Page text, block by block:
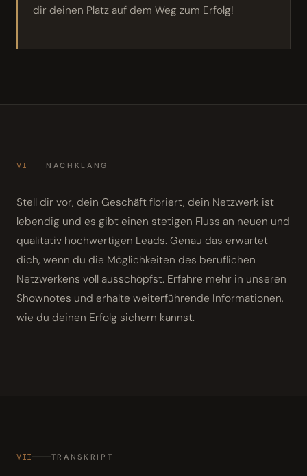
dir deinen Platz auf dem Weg zum Erfolg!
VI NACHKLANG
Stell dir vor, dein Geschäft floriert, dein Netzwerk ist
lebendig und es gibt einen stetigen Fluss an neuen und
qualitativ hochwertigen Leads. Genau das erwartet
dich, wenn du die Möglichkeiten des beruflichen
Netzwerkens voll ausschöpfst. Erfahre mehr in unseren
Shownotes und erhalte weiterführende Informationen,
wie du deinen Erfolg sichern kannst.
VII TRANSKRIPT